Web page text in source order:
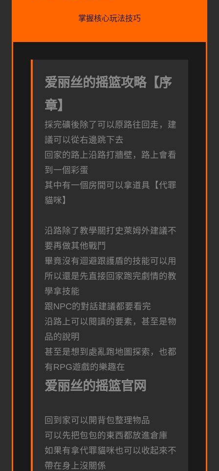
掌握核心玩法技巧
爱丽丝的摇篮攻略【序
章】
採完礦後除了可以原路往回走，建
議可以從右邊跳下去
回家的路上沿路打牆壁，路上會看
到一個彩蛋
其中有一個房間可以拿道具【代罪
貓咪】
沿路除了教學關打史萊姆外建議不
要再做其他戰鬥
畢竟沒有迴避跟護盾的技能可以用
所以還是先直接回家跑完劇情的教
學拿技能
跟NPC的對話建議都要看完
沿路上可以閱讀的要素，甚至是物
品的說明
甚至是想到處亂跑地圖探索，也都
有RPG遊戲的樂趣在
爱丽丝的摇篮官网
回到家可以開背包整理物品
可以先把包包的東西都放進倉庫
如果有拿代罪貓咪也可以收起來不
帶在身上沒關係